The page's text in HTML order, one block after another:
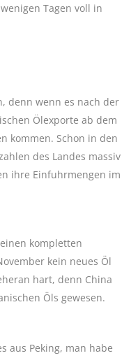
Tagen voll in
denn wenn es nach der
Ölexporte ab dem
kommen. Schon in den
des Landes massiv
ihre Einfuhrmengen im
kompletten
kein neues Öl
hart, denn China
Öls gewesen.
aus Peking, man habe